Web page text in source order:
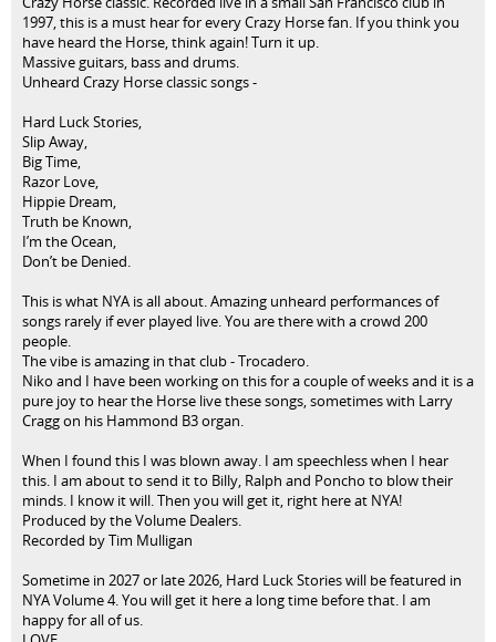
1997, this is a must hear for every Crazy Horse fan. If you think you
have heard the Horse, think again! Turn it up.
Massive guitars, bass and drums.
Unheard Crazy Horse classic songs -
Hard Luck Stories,
Slip Away,
Big Time,
Razor Love,
Hippie Dream,
Truth be Known,
I’m the Ocean,
Don’t be Denied.
This is what NYA is all about. Amazing unheard performances of
songs rarely if ever played live. You are there with a crowd 200
people.
The vibe is amazing in that club - Trocadero.
Niko and I have been working on this for a couple of weeks and it is a
pure joy to hear the Horse live these songs, sometimes with Larry
Cragg on his Hammond B3 organ.
When I found this I was blown away. I am speechless when I hear
this. I am about to send it to Billy, Ralph and Poncho to blow their
minds. I know it will. Then you will get it, right here at NYA!
Produced by the Volume Dealers.
Recorded by Tim Mulligan
Sometime in 2027 or late 2026, Hard Luck Stories will be featured in
NYA Volume 4. You will get it here a long time before that. I am
happy for all of us.